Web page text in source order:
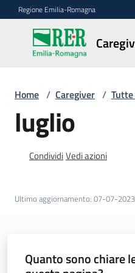
Vai al contenuto
Vai alla navigazione
Vai al footer
Regione Emilia-Romagna
Caregiver
Chi
il
Regione
Home / Caregiver /
luglio
CondividiVedi azioni
Ultimo aggiornamento: 07-07-
Quanto sono chiare